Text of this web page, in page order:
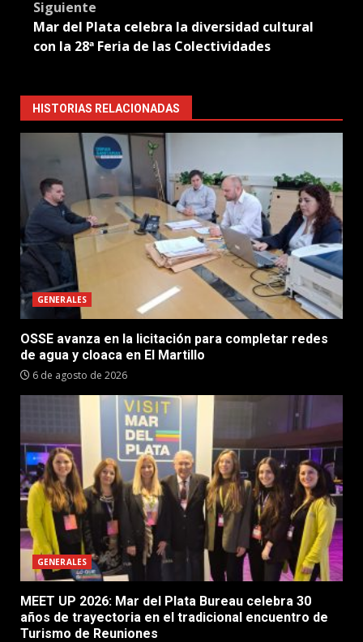
Siguiente
Mar del Plata celebra la diversidad cultural
con la 28ª Feria de las Colectividades
HISTORIAS RELACIONADAS
GENERALES
OSSE avanza en la licitación para completar redes
de agua y cloaca en El Martillo
6 de agosto de 2026
GENERALES
MEET UP 2026: Mar del Plata Bureau celebra 30
años de trayectoria en el tradicional encuentro de
Turismo de Reuniones